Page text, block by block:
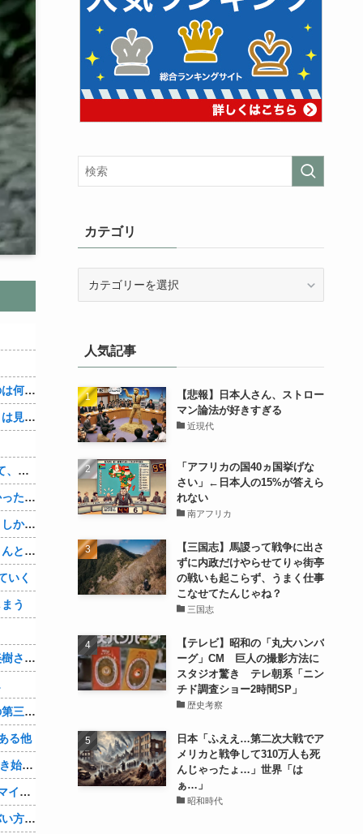
３～１５世紀に文明が発展しなかったのは何故か？
なぜ本能寺の変で織田信長の遺体（骨）は見つからなかったのか
【1/5】バレた。鬼彼は旦那に土下座して、家族には言わないで下さいって…。いつの間にか子供も出来ていたようで私はドン引きでした。→お前の旦那はお前にドン引きだよｗ
旦那とはずーっとレスだったから淋しかった。彼とは魔が差したというか恋に恋してしまって… 結婚してくれ！って言われたけど、それは彼が毎日色々したいだけ。やっと目が覚めた。
数年前まで夫以外の人とデートしてた。しかも相手はみんな夫の仕事関係の人。例えるなら夫はサッカーチームの管理栄養士、デート相手複数人は全員そのサッカーチーム選手みたいな。
奥さまに他に好きな男が出来て、旦那さんと離婚したいため旦那さんのＤＶをでっちあげて、まんまと周りを騙している話を聞いたのは、未来の鬼女たちだったｗ
いく
う
【画像】「まどか☆マギカ」巴マミ、美樹さやか、佐倉杏子エロすぎ放課後えんこーハメ撮りどぴゅどぴゅエチエチが最高すぎる❣
辺野古転覆ﾀﾋ亡事故、学校法人同志社の第三者委員会が調査報告書を公表 … 安全配慮義務違反や安全管理に関する検証を妨げた組織風土の存在を指摘
る他
「Linuxで十分じゃね…？」世界が気付き始める他
Google、AIへの投資が膨らみ史上初のマイナスキャッシュフローに陥る他
キズナアイさんの活動内容、ガチでヤバい方向へ他
カテゴリ
人気記事
【悲報】日本人さん、ストロー
マン論法が好きすぎる
近現代
「アフリカの国40ヵ国挙げな
さい」←日本人の15%が答えら
れない
南アフリカ
【三国志】馬謖って戦争に出さ
ずに内政だけやらせてりゃ街亭
の戦いも起こらず、うまく仕事
こなせてたんじゃね？
三国志
【テレビ】昭和の「丸大ハンバ
ーグ」CM 巨人の撮影方法に
スタジオ驚き テレ朝系「ニン
チド調査ショー2時間SP」
歴史考察
日本「ふええ…第二次大戦でア
メリカと戦争して310万人も死
んじゃったょ…」世界「は
ぁ…」
昭和時代